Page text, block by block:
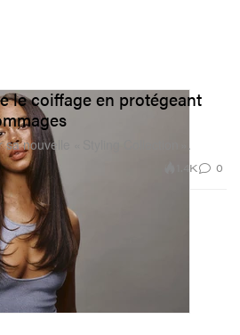
le coiffage en protégeant
sa nouvelle « Styling Collection ».
1.4K 0